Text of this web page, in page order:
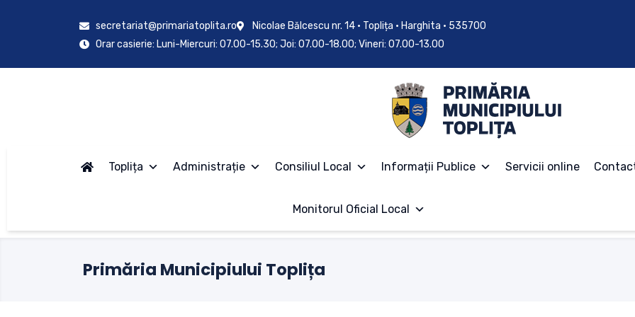
secretariat@primariatoplita.ro
Nicolae Bălcescu nr. 14 • Toplița • Harghita • 535700
Orar casierie: Luni-Miercuri: 07.00-15.30; Joi: 07.00-18.00; Vineri: 07.00-13.00
Toplița Administrație Consiliul Local Informații Publice Servicii online
Monitorul Oficial Local
Primăria Municipiului Toplița